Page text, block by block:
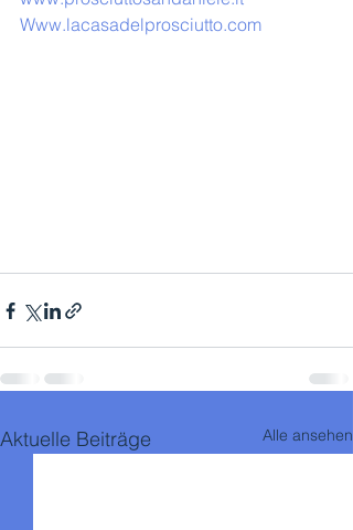
Www.lacasadelprosciutto.com
Aktuelle Beiträge Alle ansehen